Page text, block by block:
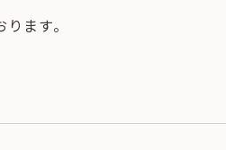
ます。